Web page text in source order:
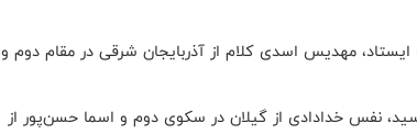
نخست ایستاد، مهدیس اسدی کلام از آذربایجان شرقی در مقام دوم و
رسید، نفس خدادادی از گیلان در سکوی دوم و اسما حسن‌پور از